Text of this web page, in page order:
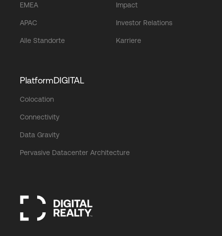
EMEA
APAC
Alle Standorte
Impact
Investor Relations
Karriere
PlatformDIGITAL
Colocation
Connectivity
Data Gravity
Pervasive Datacenter Architecture